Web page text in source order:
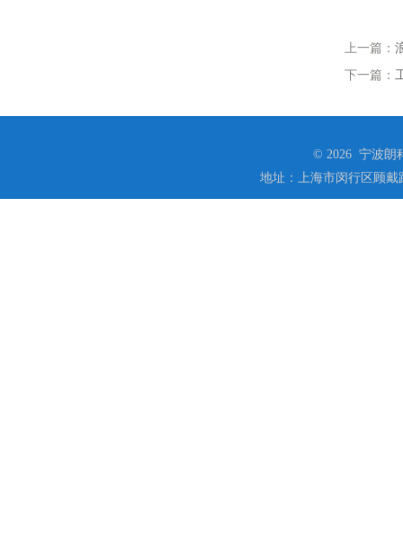
上一篇：
下一篇：
© 2026 宁波朗
地址：上海市闵行区顾